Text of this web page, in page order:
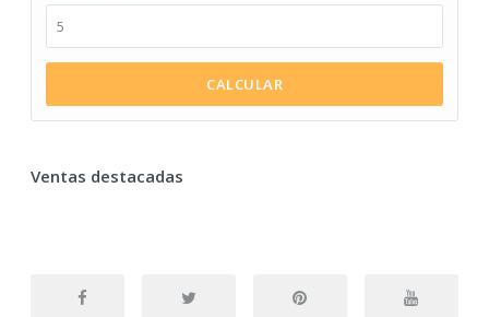
CALCULAR
Ventas destacadas